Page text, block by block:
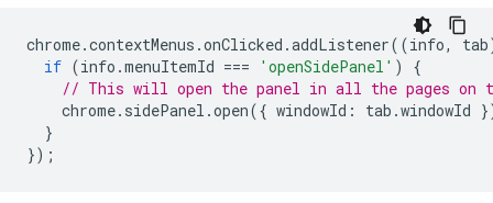
chrome.contextMenus .onClicked .addListener((info, tab
if (info .menuItemId === 'openSidePanel' )
{
// This will open the panel in all the pages on
chrome. sidePanel .open({ windowId : tab .windowId
}
});